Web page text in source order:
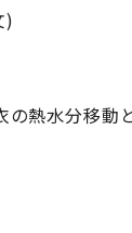
)
の熱水分移動